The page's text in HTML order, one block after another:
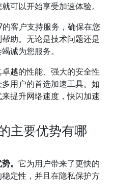
可以开始享受加速体验。
客户支持服务，确保在您
助。无论是技术问题还是
诚为您服务。
越的性能、强大的安全性
用户的首选加速工具。如
提升网络速度，快闪加速
主要优势有哪
。 它为用户带来了更快的
定性，并且在隐私保护方